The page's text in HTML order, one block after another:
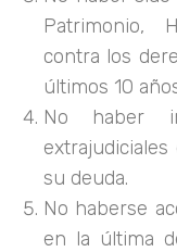
Patrimonio,
contra los
últimos 10
No haber
su deuda.
No haberse
en la última